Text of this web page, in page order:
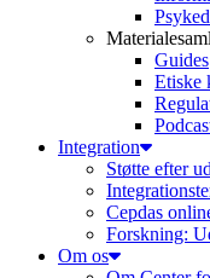
Guides
Etiske
Integration
Støtte efter
Cepdas
Forskning:
Om os